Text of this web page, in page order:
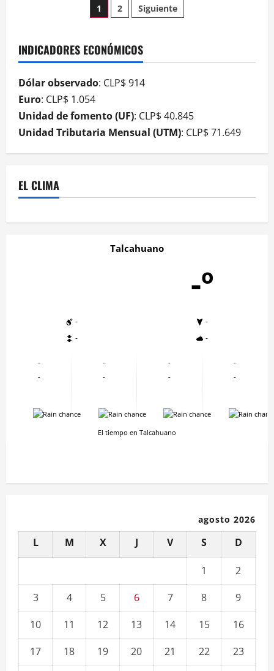
1 2 Siguiente
INDICADORES ECONÓMICOS
Dólar observado: CLP$ 914
Euro: CLP$ 1.054
Unidad de fomento (UF): CLP$ 40.845
Unidad Tributaria Mensual (UTM): CLP$ 71.649
EL CLIMA
Talcahuano
-º
-
-
-
-
-
-
-
-
-
-
-
-
-
-
-
-
El tiempo en Talcahuano
agosto 2026
L M X J V S D
1
2
3
4 5 6 7 8
9
10
11 12 13 14 15
16
17
18 19 20 21 22
23